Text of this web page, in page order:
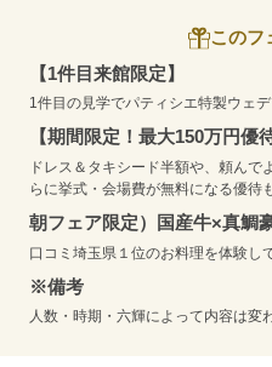
このフ
【1件目来館限定】
1件目の見学でパティシエ特製ウェ
【期間限定！最大150万円優待
ドレス＆タキシード半額や、頼ん
らに挙式・会場費が無料になる優待
朝フェア限定）国産牛×真鯛
口コミ埼玉県１位のお料理を体験し
※備考
人数・時期・六輝によって内容は変